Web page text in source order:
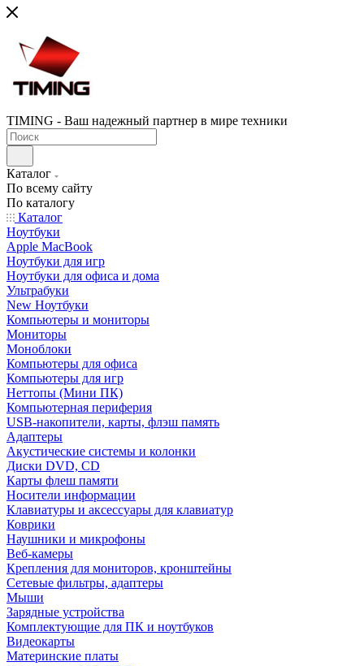
TIMING - Ваш надежный партнер в мире техники
Каталог
По всему сайту
По каталогу
Каталог
Ноутбуки
Apple MacBook
Ноутбуки для игр
Ноутбуки для офиса и дома
Ультрабуки
New Ноутбуки
Компьютеры и мониторы
Мониторы
Моноблоки
Компьютеры для офиса
Компьютеры для игр
Неттопы (Мини ПК)
Компьютерная периферия
USB-накопители, карты, флэш память
Адаптеры
Акустические системы и колонки
Диски DVD, CD
Карты флеш памяти
Носители информации
Клавиатуры и аксессуары для клавиатур
Коврики
Наушники и микрофоны
Веб-камеры
Крепления для мониторов, кронштейны
Сетевые фильтры, адаптеры
Мыши
Зарядные устройства
Комплектующие для ПК и ноутбуков
Видеокарты
Материнские платы